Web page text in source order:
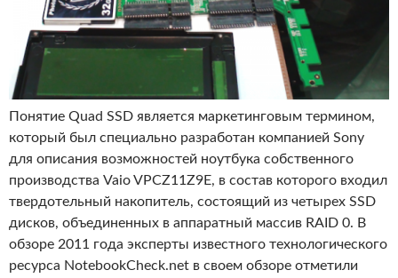
Понятие Quad SSD является маркетинговым термином,
который был специально разработан компанией Sony
для описания возможностей ноутбука собственного
производства Vaio VPCZ11Z9E, в состав которого входил
твердотельный накопитель, состоящий из четырех SSD
дисков, объединенных в аппаратный массив RAID 0. В
обзоре 2011 года эксперты известного технологического
ресурса NotebookCheck.net в своем обзоре отметили